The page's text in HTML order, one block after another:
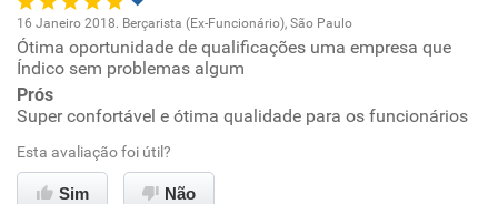
Oportunidade de promoção
Ambiente de trabalho
Conciliação com a vida familiar
16 Janeiro 2018. Berçarista (Ex-Funcionário), São Paulo
Ótima oportunidade de qualificações uma empresa que
Índico sem problemas algum
Prós
Super confortável e ótima qualidade para os funcionários
Esta avaliação foi útil?
Sim Não